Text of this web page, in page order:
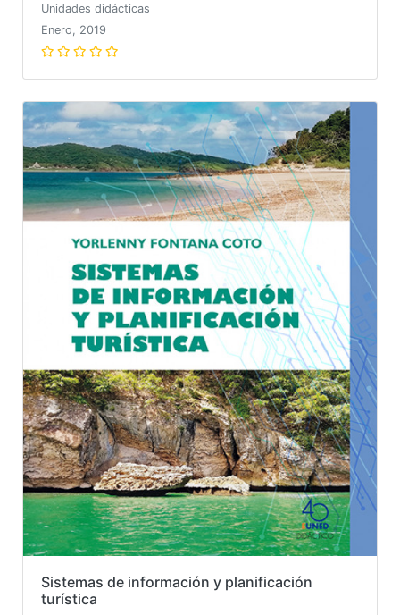
Unidades didácticas
Enero, 2019
Sistemas de información y planificación
turística